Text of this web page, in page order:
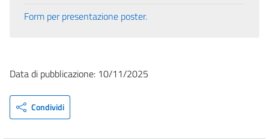
Form per presentazione poster.
Data di pubblicazione: 10/11/2025
Condividi